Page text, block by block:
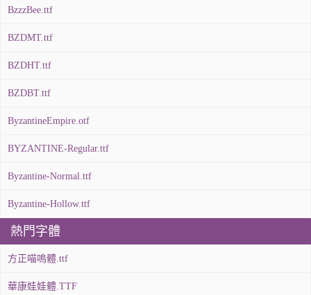
BzzzBee.ttf
BZDMT.ttf
BZDHT.ttf
BZDBT.ttf
ByzantineEmpire.otf
BYZANTINE-Regular.ttf
Byzantine-Normal.ttf
Byzantine-Hollow.ttf
熱門字體
方正喵嗚體.ttf
華康娃娃體.TTF